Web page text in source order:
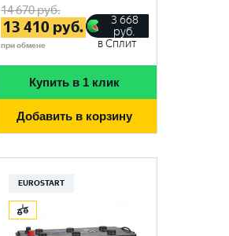
14 670руб.
13 410 руб.
при обмене
3 668
руб.
в Сплит
Купить в 1 клик
Добавить в корзину
EUROSTART